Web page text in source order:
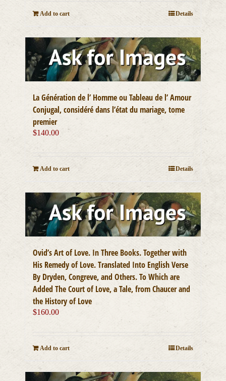
Add to cart Details
La Génération de l’ Homme ou Tableau de l’ Amour
Conjugal, considéré dans l’état du mariage, tome
premier
$140.00
Add to cart Details
Ovid’s Art of Love. In Three Books. Together with
His Remedy of Love. Translated Into English Verse
By Dryden, Congreve, and Others. To Which are
Added The Court of Love, a Tale, from Chaucer and
the History of Love
$160.00
Add to cart Details